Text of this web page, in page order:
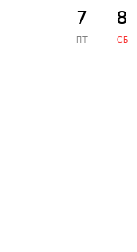
7
ПТ
8
СБ